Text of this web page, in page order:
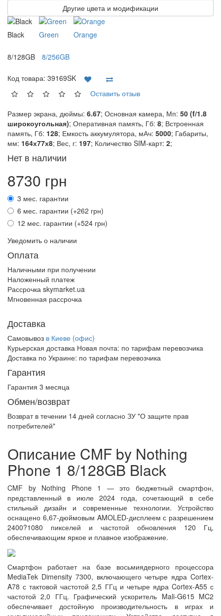
Другие цвета и модификации
Black Green Orange
8/128GB 8/256GB
Код товара: 39169SK
Оставить отзыв
Размер экрана, дюймы: 6.67; Основная камера, Мп: 50 (f/1.8
широкоугольная); Оперативная память, Гб: 8; Встроенная
память, Гб: 128; Емкость аккумулятора, мАч: 5000; Габариты,
мм: 164х77х8; Вес, г: 197; Количество SIM-карт: 2;
Нет в наличии
8730 грн
3 мес. гарантии
6 мес. гарантии (+262 грн)
12 мес. гарантии (+524 грн)
Уведомить о наличии
Оплата
Наличными при получении
Наложенный платеж
Рассрочка skymarket.ua
Мгновенная рассрочка
Доставка
Самовывоз в Киеве (офис)
Курьерская доставка Новая почта: по тарифам перевозчика
Доставка по Украине: по тарифам перевозчика
Гарантия
Гарантия 3 месяца
Обмен/возврат
Возврат в течении 14 дней согласно ЗУ "О защите прав
потребителей"
Описание CMF by Nothing
Phone 1 8/128GB Black
CMF by Nothing Phone 1 — это бюджетный смартфон,
представленный в июле 2024 года, сочетающий в себе
стильный дизайн и современные технологии. Устройство
оснащено 6,67-дюймовым AMOLED-дисплеем с разрешением
2400?1080 пикселей и частотой обновления 120 Гц,
обеспечивающим яркое и плавное изображение.
Смартфон работает на базе восьмиядерного процессора
MediaTek Dimensity 7300, включающего четыре ядра Cortex-
A78 с тактовой частотой 2,5 ГГц и четыре ядра Cortex-A55 с
частотой 2,0 ГГц. Графический ускоритель Mali-G615 MC2
обеспечивает достойную производительность в играх и